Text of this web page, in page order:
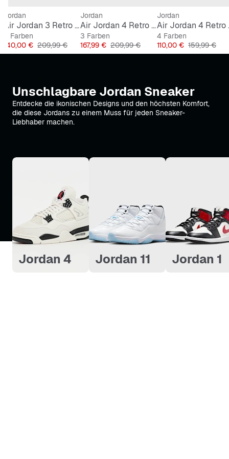
Jordan
Air Jordan 3 Retro OG "World's Best Dad"
3 Farben
Preis
140,00 € Originalpreis
209,99 €
Jordan
Air Jordan 4 Retro "Birds of Paradise"
3 Farben
Preis
167,99 € Originalpreis
209,99 €
Jordan
Air
4 Farben
Preis
110,00 € Originalpreis
159,99 €
Unschlagbare Jordan Sneaker
Entdecke die ikonischen Designs und den höchsten Komfort,
die diese Jordans zu einem Muss für jeden Sneaker-
Liebhaber machen.
Jordan 4 Jordan 11 Jordan 1